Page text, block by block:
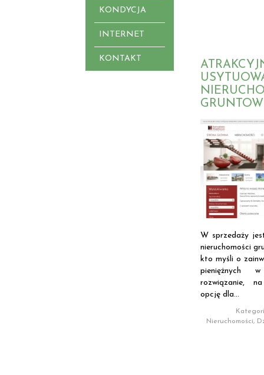
KONDYCJA
INTERNET
KONTAKT
W sprzedaży
nieruchomości
kto myśli o
pieniężnych
rozwiązanie,
opcję dla...
Nieruchomości,